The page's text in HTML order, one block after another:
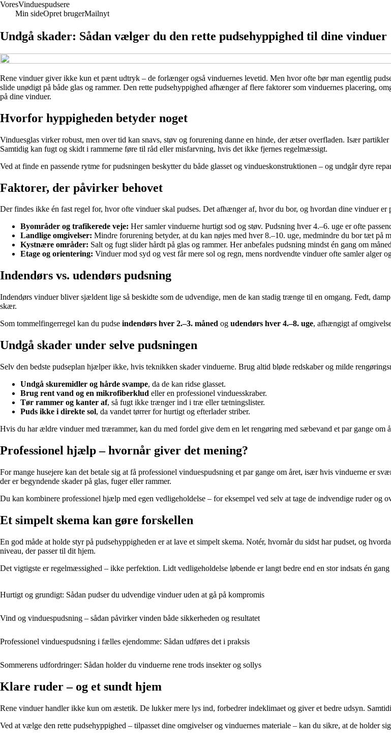
VoresVinduespudsere
Min sideOpret brugerMailnyt
Undgå skader: Sådan vælger du den rette pudsehyppighed til dine vinduer
Rene vinduer giver ikke kun et pænt udtryk – de forlænger også vinduernes levetid. Men hvor ofte bør man egentlig
slide unødigt på både glas og rammer. Den rette pudsehyppighed afhænger af flere faktorer som vinduernes placering,
på dine vinduer.
Hvorfor hyppigheden betyder noget
Vinduesglas virker robust, men over tid kan snavs, støv og forurening danne en hinde, der ætser overfladen. Især
Samtidig kan fugt og skidt i rammerne føre til råd eller misfarvning, hvis det ikke fjernes regelmæssigt.
Ved at finde en passende rytme for pudsningen beskytter du både glasset og vindueskonstruktionen – og undgår dyre
Faktorer, der påvirker behovet
Der findes ikke én fast regel for, hvor ofte vinduer skal pudses. Det afhænger af, hvor du bor, og hvordan dine vinduer er
Byområder og trafikerede veje: Her samler vinduerne hurtigt sod og støv. Pudsning hver 4.–6. uge er ofte
Landlige omgivelser: Mindre forurening betyder, at du kan nøjes med hver 8.–10. uge, medmindre du bor tæt på
Kystnære områder: Salt og fugt slider hårdt på glas og rammer. Her anbefales pudsning mindst én gang om
Etage og orientering: Vinduer mod syd og vest får mere sol og regn, mens nordvendte vinduer ofte samler alger
Indendørs vs. udendørs pudsning
Indendørs vinduer bliver sjældent lige så beskidte som de udvendige, men de kan stadig trænge til en omgang. Fedt,
skær.
Som tommelfingerregel kan du pudse indendørs hver 2.–3. måned og udendørs hver 4.–8. uge, afhængigt af
Undgå skader under selve pudsningen
Selv den bedste pudseplan hjælper ikke, hvis teknikken skader vinduerne. Brug altid bløde redskaber og milde
Undgå skuremidler og hårde svampe, da de kan ridse glasset.
Brug rent vand og en mikrofiberklud eller en professionel vinduesskraber.
Tør rammer og kanter af, så fugt ikke trænger ind i træ eller tætningslister.
Puds ikke i direkte sol, da vandet tørrer for hurtigt og efterlader striber.
Hvis du har ældre vinduer med trærammer, kan du med fordel give dem en let rengøring med sæbevand et par gange
Professionel hjælp – hvornår giver det mening?
For mange husejere kan det betale sig at få professionel vinduespudsning et par gange om året, især hvis vinduerne er
der er begyndende skader på glas, fuger eller rammer.
Du kan kombinere professionel hjælp med egen vedligeholdelse – for eksempel ved selv at tage de indvendige ruder og
Et simpelt skema kan gøre forskellen
En god måde at holde styr på pudsehyppigheden er at lave et simpelt skema. Notér, hvornår du sidst har pudset, og
niveau, der passer til dit hjem.
Det vigtigste er regelmæssighed – ikke perfektion. Lidt vedligeholdelse løbende er langt bedre end en stor indsats én gang
Hurtigt og grundigt: Sådan pudser du udvendige vinduer uden at gå på kompromis
Vind og vinduespudsning – sådan påvirker vinden både sikkerheden og resultatet
Professionel vinduespudsning i fælles ejendomme: Sådan udføres det i praksis
Sommerens udfordringer: Sådan holder du vinduerne rene trods insekter og sollys
Klare ruder – og et sundt hjem
Rene vinduer handler ikke kun om æstetik. De lukker mere lys ind, forbedrer indeklimaet og giver et bedre udsyn.
Ved at vælge den rette pudsehyppighed – tilpasset dine omgivelser og vinduernes materiale – kan du sikre, at de holder